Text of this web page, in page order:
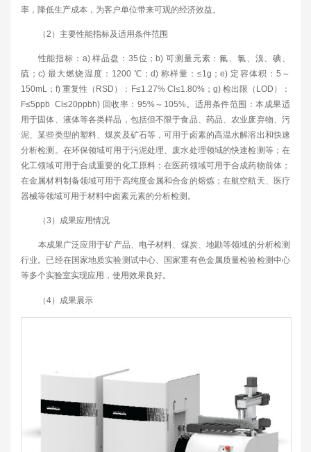
率，降低生产成本，为客户单位带来可观的经济效益。
（2）主要性能指标及适用条件范围
性能指标：a) 样品盘：35位；b) 可测量元素：氟、氯、溴、碘、
硫；c) 最大燃烧温度：1200 ℃；d) 称样量：≤1g；e) 定容体积：5～
150mL；f) 重复性（RSD）：F≤1.27% Cl≤1.80%；g) 检出限（LOD）：
F≤5ppb Cl≤20ppbh) 回收率：95%～105%。适用条件范围：本成果适
用于固体、液体等各类样品，包括但不限于食品、药品、农业废弃物、污
泥、某些类型的塑料、煤炭及矿石等，可用于卤素的高温水解溶出和快速
分析检测。在环保领域可用于污泥处理、废水处理领域的快速检测等；在
化工领域可用于合成重要的化工原料；在医药领域可用于合成药物前体；
在金属材料制备领域可用于高纯度金属和合金的熔炼；在航空航天、医疗
器械等领域可用于材料中卤素元素的分析检测。
（3）成果应用情况
本成果广泛应用于矿产品、电子材料、煤炭、地勘等领域的分析检测
行业。已经在国家地质实验测试中心、国家重有色金属质量检验检测中心
等多个实验室实现应用，使用效果良好。
（4）成果展示